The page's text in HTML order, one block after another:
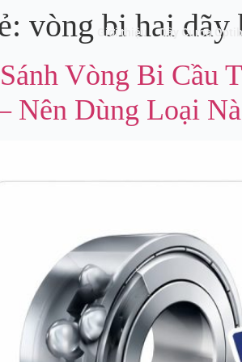
Giới thiệu Dây Curoa
vòng bi hai dãy
Vòng Bi Cầu
Nên Dùng Loại